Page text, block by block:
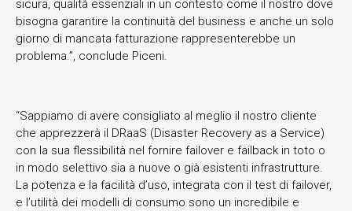
sicura, qualità essenziali in un contesto come il nostro dove
bisogna garantire la continuità del business e anche un solo
giorno di mancata fatturazione rappresenterebbe un
problema.”, conclude Piceni.
“Sappiamo di avere consigliato al meglio il nostro cliente
che apprezzerà il DRaaS (Disaster Recovery as a Service)
con la sua flessibilità nel fornire failover e failback in toto o
in modo selettivo sia a nuove o già esistenti infrastrutture.
La potenza e la facilità d’uso, integrata con il test di failover,
e l’utilità dei modelli di consumo sono un incredibile e